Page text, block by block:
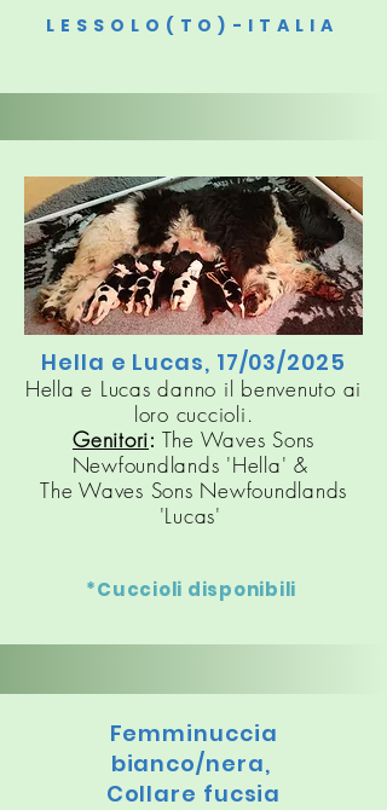
LESSOLO(TO)-ITALIA
Hella e Lucas, 17/03/2025
Hella e Lucas danno il benvenuto ai
loro cuccioli.
Genitori: The Waves Sons
Newfoundlands 'Hella' &
The Waves Sons Newfoundlands
'Lucas'
*Cuccioli disponibili
Femminuccia
bianco/nera,
Collare fucsia